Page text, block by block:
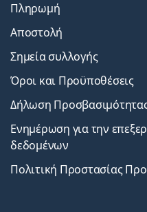
Πληρωμή
Αποστολή
Σημεία συλλογής
Όροι και Προϋποθέσεις
Δήλωση
Ενημέρωση για την
δεδομένων
Πολιτική Προστασίας